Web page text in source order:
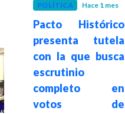
POLÍTICA Hace 1 mes
Pacto Histórico
presenta tutela
con la que busca
escrutinio
completo en
votos de